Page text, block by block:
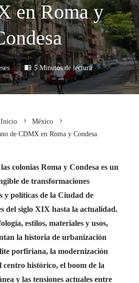
en Roma y
5 Minutos de lectura
Inicio
México
de CDMX en Roma y Condesa
colonias Roma y Condesa es un
de transformaciones
y políticas de la Ciudad de
del siglo XIX hasta la actualidad.
estilos, materiales y usos,
la historia de urbanización
porfiriana, la modernización
centro histórico, el boom de la
y las tensiones actuales entre